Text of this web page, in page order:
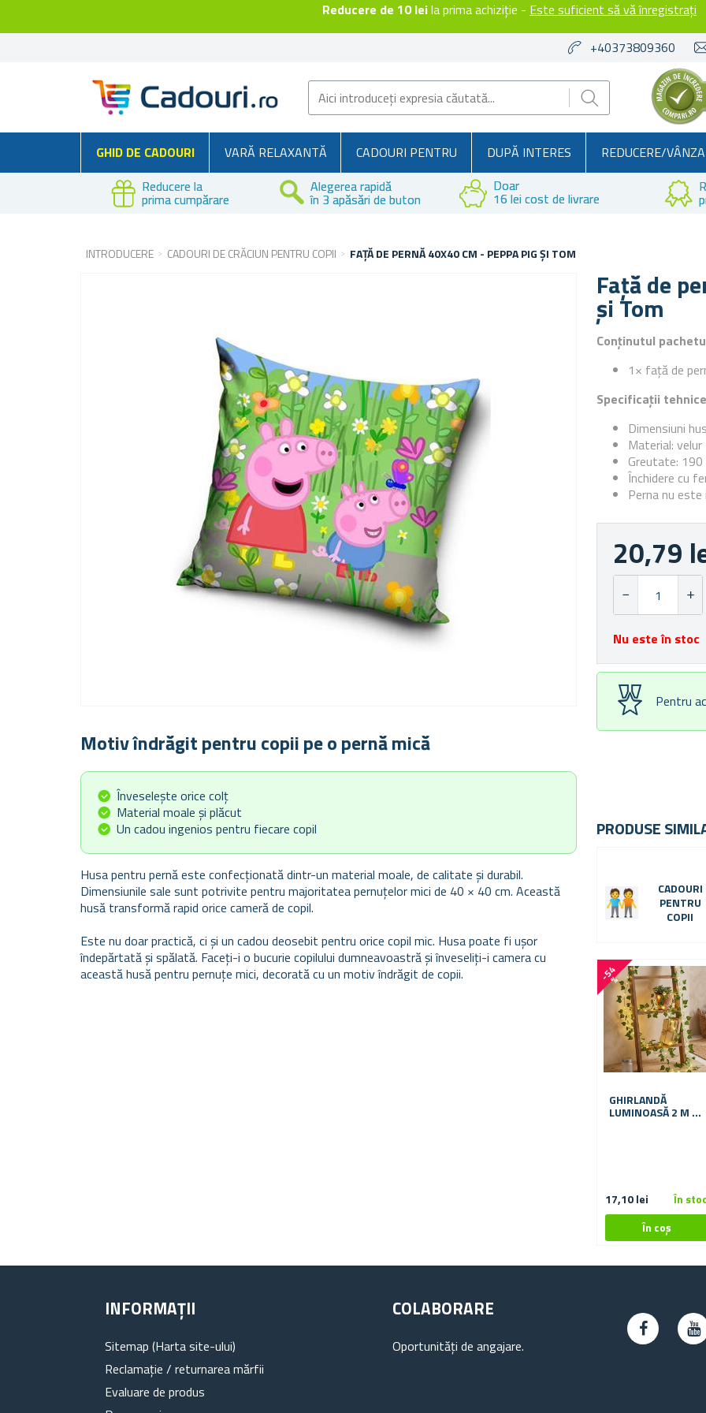
Reducere de 10 leila prima achiziție - Este suficient să vă înregistrați
+40373809360
GHID DE CADOURI VARĂ RELAXANTĂ CADOURI PENTRU DUPĂ INTERES REDUCERE/
Reducere la
prima cumpărare
Alegerea rapidă
în 3 apăsări de buton
Doar
16 lei cost de livrare
INTRODUCERE CADOURI DE CRĂCIUN PENTRU COPII FAȚĂ DE PERNĂ 40X40 CM - PEPPA PIG ȘI TOM
Față de
și Tom
Conținutul
1× față de
Specificații tehnice
Dimensiuni
Material:
Greutate: 190
Închidere cu
Perna nu
20,79
Nu este în stoc
Pentru
Motiv îndrăgit pentru copii pe o pernă mică
Înveselește orice colț
Material moale și plăcut
Un cadou ingenios pentru fiecare copil
Husa pentru pernă este confecționată dintr-un material moale, de calitate și durabil.
Dimensiunile sale sunt potrivite pentru majoritatea pernuțelor mici de 40 × 40 cm. Această
husă transformă rapid orice cameră de copil.
Este nu doar practică, ci și un cadou deosebit pentru orice copil mic. Husa poate fi ușor
îndepărtată și spălată. Faceți-i o bucurie copilului dumneavoastră și înveseliți-i camera cu
această husă pentru pernuțe mici, decorată cu un motiv îndrăgit de copii.
PRODUSE
CADOURI
PENTRU
COPII
-
5
4
%
GHIRLANDĂ
LUMINOASĂ 2 M -
17,10 lei În stoc
INFORMAȚII
Sitemap (Harta site-ului)
Reclamație / returnarea mărfii
Evaluare de produs
COLABORARE
Oportunități de angajare.